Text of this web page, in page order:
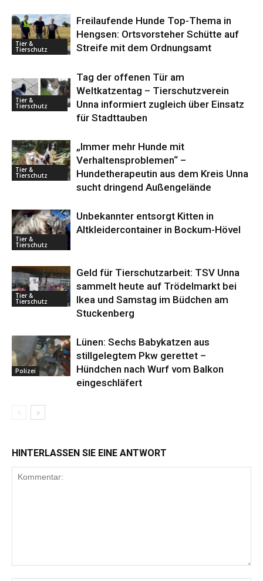
Tier &
Tierschutz
Freilaufende Hunde Top-Thema in
Hengsen: Ortsvorsteher Schütte auf
Streife mit dem Ordnungsamt
Tier &
Tierschutz
Tag der offenen Tür am
Weltkatzentag – Tierschutzverein
Unna informiert zugleich über Einsatz
für Stadttauben
Tier &
Tierschutz
„Immer mehr Hunde mit
Verhaltensproblemen“ –
Hundetherapeutin aus dem Kreis Unna
sucht dringend Außengelände
Tier &
Tierschutz
Unbekannter entsorgt Kitten in
Altkleidercontainer in Bockum-Hövel
Tier &
Tierschutz
Geld für Tierschutzarbeit: TSV Unna
sammelt heute auf Trödelmarkt bei
Ikea und Samstag im Büdchen am
Stuckenberg
Polizei
Lünen: Sechs Babykatzen aus
stillgelegtem Pkw gerettet –
Hündchen nach Wurf vom Balkon
eingeschläfert
HINTERLASSEN SIE EINE ANTWORT